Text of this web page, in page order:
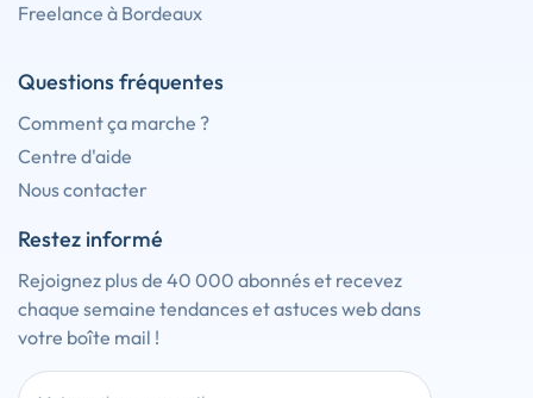
Freelance à Bordeaux
Questions fréquentes
Comment ça marche ?
Centre d'aide
Nous contacter
Restez informé
Rejoignez plus de 40 000 abonnés et recevez
chaque semaine tendances et astuces web dans
votre boîte mail !